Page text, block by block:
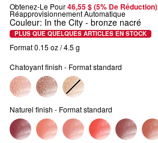
Obtenez-Le Pour46,55 $ (5% De Réduction)
Réapprovisionnement Automatique
Couleur: In the City - bronze nacré
PLUS QUE QUELQUES ARTICLES EN STOCK
Format 0.15 oz / 4.5 g
Chatoyant finish - Format standard
Naturel finish - Format standard